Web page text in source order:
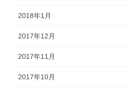
2018年1月
2017年12月
2017年11月
2017年10月